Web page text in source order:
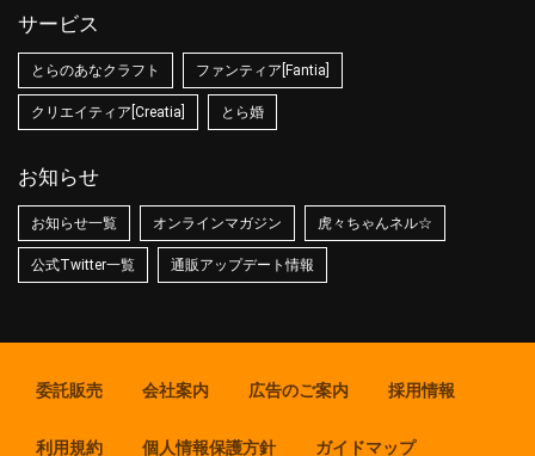
サービス
とらのあなクラフト ファンティア[Fantia]
クリエイティア[Creatia] とら婚
お知らせ
お知らせ一覧 オンラインマガジン 虎々ちゃんネル☆
公式Twitter一覧 通販アップデート情報
委託販売 会社案内 広告のご案内 採用情報
利用規約 個人情報保護方針 ガイドマップ